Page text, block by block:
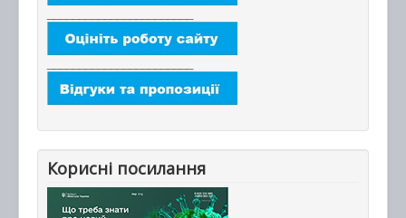
Корисні посилання